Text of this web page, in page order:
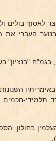
לאסוף בולים
העברי את
בגמ"ח "בנציון"
תלמידי-חכמים
ב' תשכ"ה (19.3.65) ונטמן בבית העלמין
).